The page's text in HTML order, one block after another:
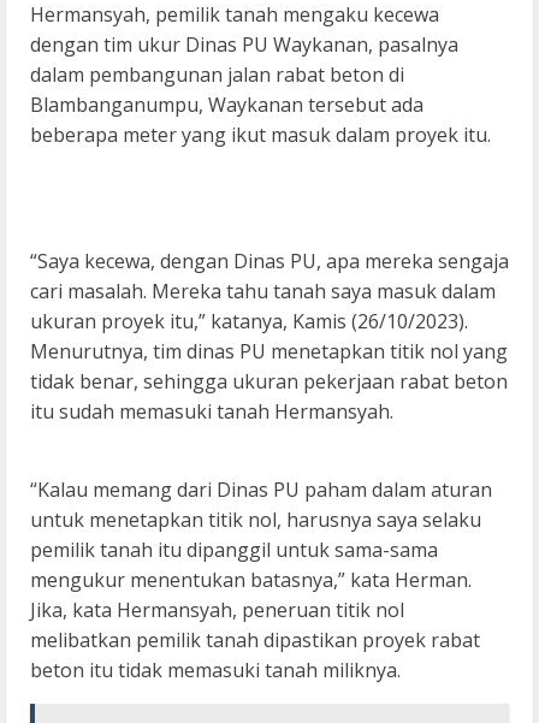
Hermansyah, pemilik tanah mengaku kecewa
dengan tim ukur Dinas PU Waykanan, pasalnya
dalam pembangunan jalan rabat beton di
Blambanganumpu, Waykanan tersebut ada
beberapa meter yang ikut masuk dalam proyek itu.
“Saya kecewa, dengan Dinas PU, apa mereka sengaja
cari masalah. Mereka tahu tanah saya masuk dalam
ukuran proyek itu,” katanya, Kamis (26/10/2023).
Menurutnya, tim dinas PU menetapkan titik nol yang
tidak benar, sehingga ukuran pekerjaan rabat beton
itu sudah memasuki tanah Hermansyah.
“Kalau memang dari Dinas PU paham dalam aturan
untuk menetapkan titik nol, harusnya saya selaku
pemilik tanah itu dipanggil untuk sama-sama
mengukur menentukan batasnya,” kata Herman.
Jika, kata Hermansyah, peneruan titik nol
melibatkan pemilik tanah dipastikan proyek rabat
beton itu tidak memasuki tanah miliknya.